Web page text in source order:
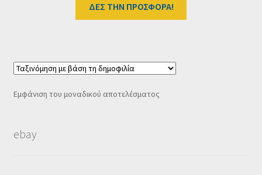
ΔΕΣ ΤΗΝ ΠΡΟΣΦΟΡΑ!
Εμφάνιση του μοναδικού αποτελέσματος
ebay